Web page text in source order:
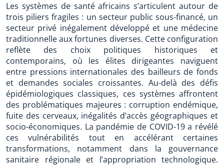
Les systèmes de santé africains s’articulent autour de
trois piliers fragiles : un secteur public sous-financé, un
secteur privé inégalement développé et une médecine
traditionnelle aux fortunes diverses. Cette configuration
reflète des choix politiques historiques et
contemporains, où les élites dirigeantes naviguent
entre pressions internationales des bailleurs de fonds
et demandes sociales croissantes. Au-delà des défis
épidémiologiques classiques, ces systèmes affrontent
des problématiques majeures : corruption endémique,
fuite des cerveaux, inégalités d’accès géographiques et
socio-économiques. La pandémie de COVID-19 a révélé
ces vulnérabilités tout en accélérant certaines
transformations, notamment dans la gouvernance
sanitaire régionale et l’appropriation technologique.